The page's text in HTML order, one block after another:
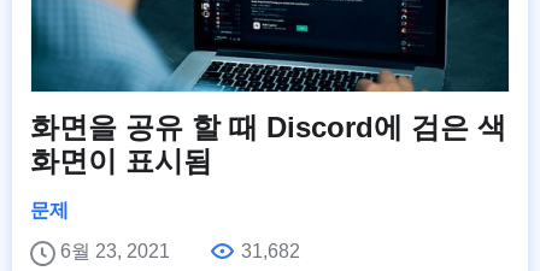
화면을 공유 할 때 Discord에 검은 색
화면이 표시됨
문제
6월 23, 2021
31,682